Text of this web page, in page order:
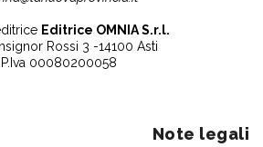
Editrice OMNIA S.r.l.
Rossi 3 -14100 Asti
P.Iva 00080200058
Note legali